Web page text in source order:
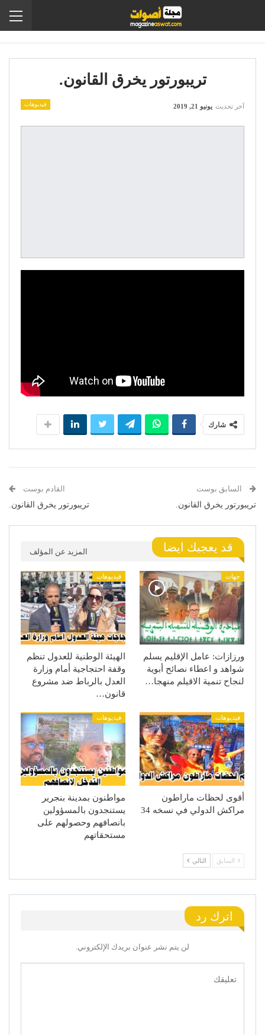
تريبورتور يخرق القانون.
فيديوهات آخر تحديث يونيو 21, 2019
شارك
السابق بوست
تريبورتور يخرق القانون.
القادم بوست
تريبورتور يخرق القانون.
قد يعجبك ايضا المزيد عن المؤلف
جهات
ورزازات: عامل الإقليم يسلم
شواهد و اعطاء نصائح أبوية
لنجاح تنمية الاقيلم منهجا…
فيديوهات
الهيئة الوطنية للعدول تنظم
وقفة احتجاجية أمام وزارة
العدل بالرباط ضد مشروع
قانون…
فيديوهات
أقوى لحظات ماراطون
مراكش الدولي في نسخه 34
فيديوهات
مواطنون بمدينة بنجرير
يستنجدون بالمسؤولين
بانصافهم وحصولهم على
مستحقاتهم
السابق التالي
اترك رد
لن يتم نشر عنوان بريدك الإلكتروني.